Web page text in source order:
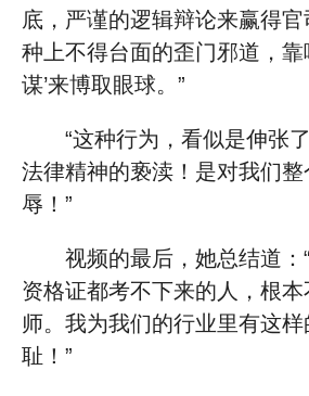
底，严谨的逻辑辩论来赢得
种上不得台面的歪门邪道，靠
谋’来博取眼球。”
“这种行为，看似是伸张
法律精神的亵渎！是对我们
辱！”
视频的最后，她总结道：
资格证都考不下来的人，根
师。我为我们的行业里有这
耻！”